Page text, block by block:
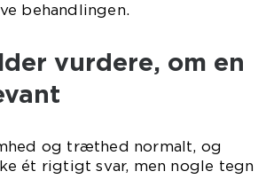
behandlingen.
vurdere, om en
og træthed normalt, og
ét rigtigt svar, men nogle tegn